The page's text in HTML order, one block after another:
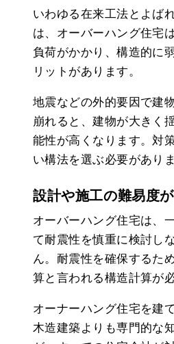
いわゆる在来工法とよば
は、オーバーハング住宅
負荷がかかり、構造的に
リットがあります。
地震などの外的要因で建
崩れると、建物が大きく
能性が高くなります。対
い構法を選ぶ必要がありま
設計や施工の難易度
オーバーハング住宅は、
て耐震性を慎重に検討し
ん。耐震性を確保するた
算と言われる構造計算が
オーナーハング住宅を建
木造建築よりも専門的な